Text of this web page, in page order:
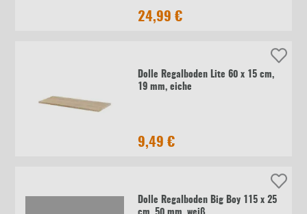
24,99 €
Dolle Regalboden Lite 60 x 15 cm,
19 mm, eiche
9,49 €
Dolle Regalboden Big Boy 115 x 25